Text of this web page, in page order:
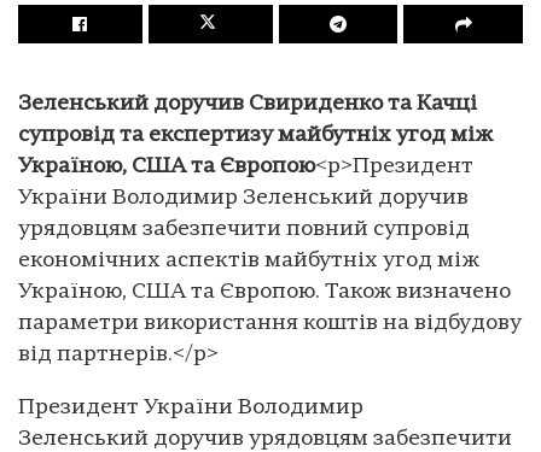
Зеленський доручив Свириденко та Качці
супровід та експертизу майбутніх угод між
Україною, США та Європою<p>Президент
України Володимир Зеленський доручив
урядовцям забезпечити повний супровід
економічних аспектів майбутніх угод між
Україною, США та Європою. Також визначено
параметри використання коштів на відбудову
від партнерів.</p>
Президент України Володимир
Зеленський доручив урядовцям забезпечити